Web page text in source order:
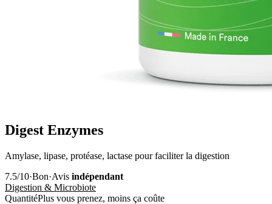
Digest Enzymes
Amylase, lipase, protéase, lactase pour faciliter la digestion
7.5/10·Bon·Avis indépendant
Digestion & Microbiote
QuantitéPlus vous prenez, moins ça coûte